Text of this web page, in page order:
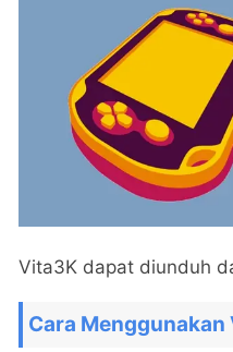
Vita3K dapat diunduh
Cara Menggunakan